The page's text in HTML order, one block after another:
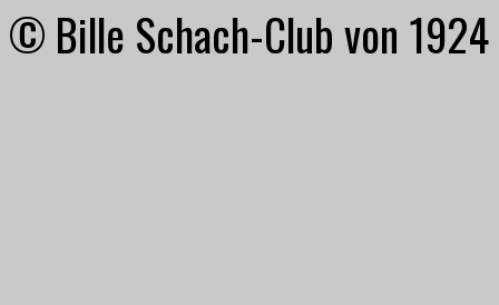
© Bille Schach-Club von